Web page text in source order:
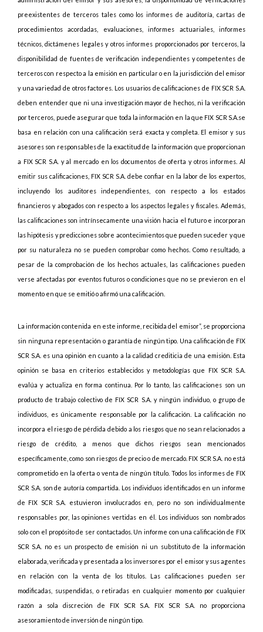
preexistentes de terceros tales como los informes de auditoría, cartas de
procedimientos acordadas, evaluaciones, informes actuariales, informes
técnicos, dictámenes legales y otros informes proporcionados por terceros, la
disponibilidad de fuentes de verificación independientes y competentes de
terceros con respecto a la emisión en particular o en la jurisdicción del emisor
y una variedad de otros factores. Los usuarios de calificaciones de FIX SCR S.A.
deben entender que ni una investigación mayor de hechos, ni la verificación
por terceros, puede asegurar que toda la información en la que FIX SCR S.A.se
basa en relación con una calificación será exacta y completa. El emisor y sus
asesores son responsables de la exactitud de la información que proporcionan
a FIX SCR S.A. y al mercado en los documentos de oferta y otros informes. Al
emitir sus calificaciones, FIX SCR S.A. debe confiar en la labor de los expertos,
incluyendo los auditores independientes, con respecto a los estados
financieros y abogados con respecto a los aspectos legales y fiscales. Además,
las calificaciones son intrínsecamente una visión hacia el futuro e incorporan
las hipótesis y predicciones sobre acontecimientos que pueden suceder y que
por su naturaleza no se pueden comprobar como hechos. Como resultado, a
pesar de la comprobación de los hechos actuales, las calificaciones pueden
verse afectadas por eventos futuros o condiciones que no se previeron en el
momento en que se emitió o afirmó una calificación.
La información contenida en este informe, recibida del emisor”, se proporciona
sin ninguna representación o garantía de ningún tipo. Una calificación de FIX
SCR S.A. es una opinión en cuanto a la calidad crediticia de una emisión. Esta
opinión se basa en criterios establecidos y metodologías que FIX SCR S.A.
evalúa y actualiza en forma continua. Por lo tanto, las calificaciones son un
producto de trabajo colectivo de FIX SCR S.A. y ningún individuo, o grupo de
individuos, es únicamente responsable por la calificación. La calificación no
incorpora el riesgo de pérdida debido a los riesgos que no sean relacionados a
riesgo de crédito, a menos que dichos riesgos sean mencionados
específicamente, como son riesgos de precio o de mercado. FIX SCR S.A. no está
comprometido en la oferta o venta de ningún título. Todos los informes de FIX
SCR S.A. son de autoría compartida. Los individuos identificados en un informe
de FIX SCR S.A. estuvieron involucrados en, pero no son individualmente
responsables por, las opiniones vertidas en él. Los individuos son nombrados
solo con el propósito de ser contactados. Un informe con una calificación de FIX
SCR S.A. no es un prospecto de emisión ni un substituto de la información
elaborada, verificada y presentada a los inversores por el emisor y sus agentes
en relación con la venta de los títulos. Las calificaciones pueden ser
modificadas, suspendidas, o retiradas en cualquier momento por cualquier
razón a sola discreción de FIX SCR S.A. FIX SCR S.A. no proporciona
asesoramiento de inversión de ningún tipo.